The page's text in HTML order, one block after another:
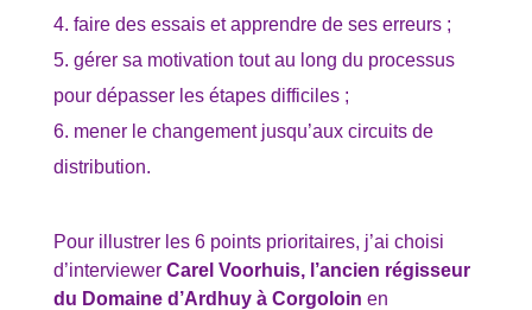
faire des essais et apprendre de ses erreurs ;
gérer sa motivation tout au long du processus
pour dépasser les étapes difficiles ;
mener le changement jusqu’aux circuits de
distribution.
Pour illustrer les 6 points prioritaires, j’ai choisi
d’interviewer Carel Voorhuis, l’ancien régisseur
du Domaine d’Ardhuy à Corgoloin en